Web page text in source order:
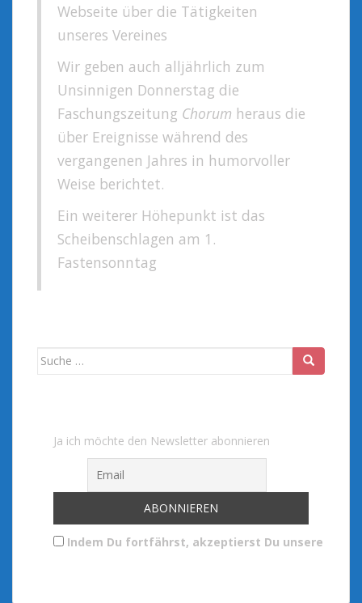
Webseite über die Tätigkeiten
unseres Vereines
Wir geben auch alljährlich zum
Unsinnigen Donnerstag die
Faschungszeitung Chorum heraus die
über Ereignisse während des
vergangenen Jahres in humorvoller
Weise berichtet.
Ein weiterer Höhepunkt ist das
Scheibenschlagen am 1.
Fastensonntag
Suche
Ja ich möchte den Newsletter abonnieren
Indem Du fortfährst, akzeptierst Du unsere